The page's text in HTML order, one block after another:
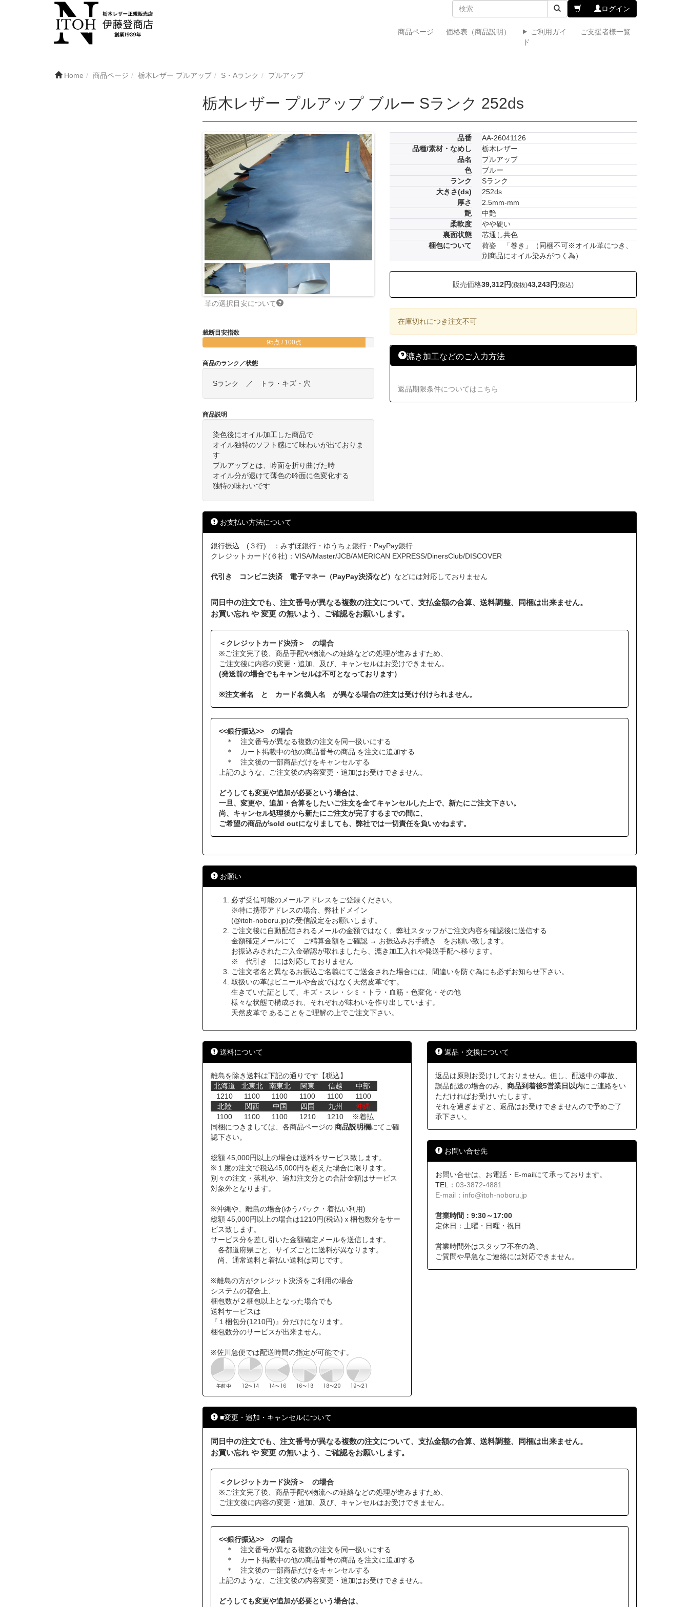
ログイン
商品ページ 価格表（商品説明）
ご利用ガイ
ド
ご支援者様一覧
Home 商品ページ 栃木レザー プルアップ S・Aランク プルアップ
栃木レザー プルアップ ブルー Sランク 252ds
革の選択目安について
裁断目安指数
95点 / 100点
商品のランク／状態
Sランク ／ トラ・キズ・穴
商品説明
染色後にオイル加工した商品で
オイル独特のソフト感にて味わいが出ておりま
す
プルアップとは、吟面を折り曲げた時
オイル分が退けて薄色の吟面に色変化する
独特の味わいです
品番
AA-26041126
品種/素材・なめし
栃木レザー
品名
プルアップ
色
ブルー
ランク
Sランク
大きさ(ds)
252ds
厚さ
2.5mm-mm
艶
中艶
柔軟度
やや硬い
裏面状態
芯通し共色
梱包について
荷姿 「巻き」（同梱不可※オイル革につき、
別商品にオイル染みがつく為）
販売価格39,312円(税抜)43,243円(税込)
在庫切れにつき注文不可
漉き加工などのご入力方法
返品期限条件についてはこちら
お支払い方法について
銀行振込 (３行) ：みずほ銀行・ゆうちょ銀行・PayPay銀行
クレジットカード(６社)：VISA/Master/JCB/AMERICAN EXPRESS/DinersClub/DISCOVER
代引き コンビニ決済 電子マネー（PayPay決済など） などには対応しておりません
同日中の注文でも、注文番号が異なる複数の注文について、支払金額の合算、送料調整、同梱は出来ません。
お買い忘れ や 変更 の無いよう、ご確認をお願いします。
＜クレジットカード決済＞ の場合
※ご注文完了後、商品手配や物流への連絡などの処理が進みますため、
ご注文後に内容の変更・追加、及び、キャンセルはお受けできません。
(発送前の場合でもキャンセルは不可となっております）
※注文者名 と カード名義人名 が異なる場合の注文は受け付けられません。
<<銀行振込>> の場合
＊ 注文番号が異なる複数の注文を同一扱いにする
＊ カート掲載中の他の商品番号の商品 を注文に追加する
＊ 注文後の一部商品だけをキャンセルする
上記のような、ご注文後の内容変更・追加はお受けできません。
どうしても変更や追加が必要という場合は、
一旦、変更や、追加・合算をしたいご注文を全てキャンセルした上で、新たにご注文下さい。
尚、キャンセル処理後から新たにご注文が完了するまでの間に、
ご希望の商品がsold outになりましても、弊社では一切責任を負いかねます。
お願い
必ず受信可能のメールアドレスをご登録ください。
※特に携帯アドレスの場合、弊社ドメイン
(@itoh-noboru.jp)の受信設定をお願いします。
ご注文後に自動配信されるメールの金額ではなく、弊社スタッフがご注文内容を確認後に送信する
金額確定メールにて ご精算金額をご確認 → お振込みお手続き をお願い致します。
お振込みされたご入金確認が取れましたら、漉き加工入れや発送手配へ移ります。
※ 代引き には対応しておりません
ご注文者名と異なるお振込ご名義にてご送金された場合には、間違いを防ぐ為にも必ずお知らせ下さい。
取扱いの革はビニールや合皮ではなく天然皮革です。
生きていた証として、キズ・スレ・シミ・トラ・血筋・色変化・その他
様々な状態で構成され、それぞれが味わいを作り出しています。
天然皮革で あることをご理解の上でご注文下さい。
送料について
離島を除き送料は下記の通りです【税込】
北海道
北東北 南東北 関東 信越
中部
1210
1100 1100 1100 1100
1100
北陸
関西 中国 四国 九州
沖縄
1100
1100 1100 1210 1210
※着払
同梱につきましては、各商品ページの 商品説明欄にてご確
認下さい。
総額 45,000円以上の場合は送料をサービス致します。
※１度の注文で税込45,000円を超えた場合に限ります。
別々の注文・落札や、追加注文分との合計金額はサービス
対象外となります。
※沖縄や、離島の場合(ゆうパック・着払い利用)
総額 45,000円以上の場合は1210円(税込)ｘ梱包数分をサー
ビス致します。
サービス分を差し引いた金額確定メールを送信します。
各都道府県ごと、サイズごとに送料が異なります。
尚、通常送料と着払い送料は同じです。
※離島の方がクレジット決済をご利用の場合
システムの都合上、
梱包数が２梱包以上となった場合でも
送料サービスは
『１梱包分(1210円)』分だけになります。
梱包数分のサービスが出来ません。
※佐川急便では配送時間の指定が可能です。
返品・交換について
返品は原則お受けしておりません。但し、配送中の事故、
誤品配送の場合のみ、商品到着後5営業日以内にご連絡をい
ただければお受けいたします。
それを過ぎますと、返品はお受けできませんので予めご了
承下さい。
お問い合せ先
お問い合せは、お電話・E-mailにて承っております。
TEL：03-3872-4881
E-mail： info@itoh-noboru.jp
営業時間：9:30～17:00
定休日：土曜・日曜・祝日
営業時間外はスタッフ不在の為、
ご質問や早急なご連絡には対応できません。
■変更・追加・キャンセルについて
同日中の注文でも、注文番号が異なる複数の注文について、支払金額の合算、送料調整、同梱は出来ません。
お買い忘れ や 変更 の無いよう、ご確認をお願いします。
＜クレジットカード決済＞ の場合
※ご注文完了後、商品手配や物流への連絡などの処理が進みますため、
ご注文後に内容の変更・追加、及び、キャンセルはお受けできません。
<<銀行振込>> の場合
＊ 注文番号が異なる複数の注文を同一扱いにする
＊ カート掲載中の他の商品番号の商品 を注文に追加する
＊ 注文後の一部商品だけをキャンセルする
上記のような、ご注文後の内容変更・追加はお受けできません。
どうしても変更や追加が必要という場合は、